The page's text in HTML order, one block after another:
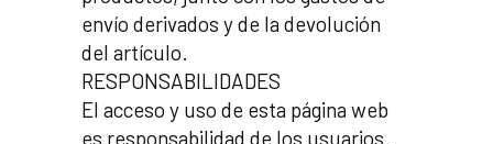
envío derivados y de la devolución
del artículo.
RESPONSABILIDADES
El acceso y uso de esta página web
es responsabilidad de los usuarios.